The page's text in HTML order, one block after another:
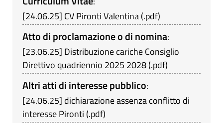
[24.06.25] CV Pironti Valentina(.pdf)
Atto di proclamazione o di nomina:
[23.06.25] Distribuzione cariche Consiglio
Direttivo quadriennio 2025 2028(.pdf)
Altri atti di interesse pubblico:
[24.06.25] dichiarazione assenza conflitto di
interesse Pironti (.pdf)